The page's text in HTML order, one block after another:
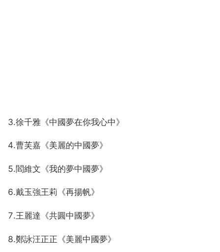
3.徐千雅《中國夢在你我心中》
4.曹芙嘉《美麗的中國夢》
5.閻維文《我的夢中國夢》
6.戴玉強王莉《再揚帆》
7.王麗達《共圓中國夢》
8.鄭詠汪正正《美麗中國夢》